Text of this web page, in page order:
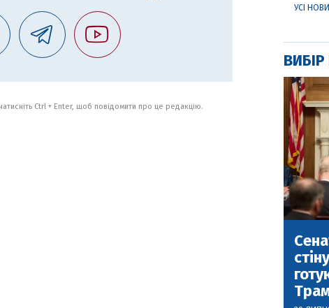
Ctrl + Enter, щоб повідомити про це редакцію.
УСІ